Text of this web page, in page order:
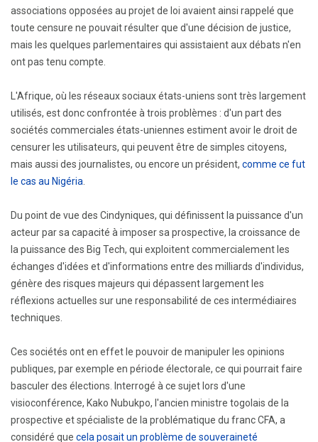
associations opposées au projet de loi avaient ainsi rappelé que
toute censure ne pouvait résulter que d'une décision de justice,
mais les quelques parlementaires qui assistaient aux débats n'en
ont pas tenu compte.
L'Afrique, où les réseaux sociaux états-uniens sont très largement
utilisés, est donc confrontée à trois problèmes : d'un part des
sociétés commerciales états-uniennes estiment avoir le droit de
censurer les utilisateurs, qui peuvent être de simples citoyens,
mais aussi des journalistes, ou encore un président, comme ce fut
le cas au Nigéria
Du point de vue des Cindyniques, qui définissent la puissance d'un
acteur par sa capacité à imposer sa prospective, la croissance de
la puissance des Big Tech, qui exploitent commercialement les
échanges d'idées et d'informations entre des milliards d'individus,
génère des risques majeurs qui dépassent largement les
réflexions actuelles sur une responsabilité de ces intermédiaires
techniques.
Ces sociétés ont en effet le pouvoir de manipuler les opinions
publiques, par exemple en période électorale, ce qui pourrait faire
basculer des élections. Interrogé à ce sujet lors d'une
visioconférence, Kako Nubukpo, l'ancien ministre togolais de la
prospective et spécialiste de la problématique du franc CFA, a
considéré que cela posait un problème de souveraineté